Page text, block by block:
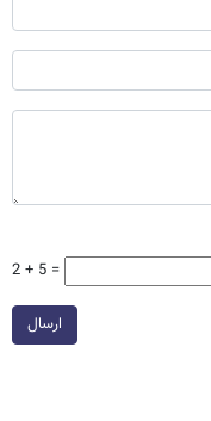
2 + 5 =
ارسال